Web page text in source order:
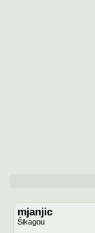
mjanjic
Šikagou